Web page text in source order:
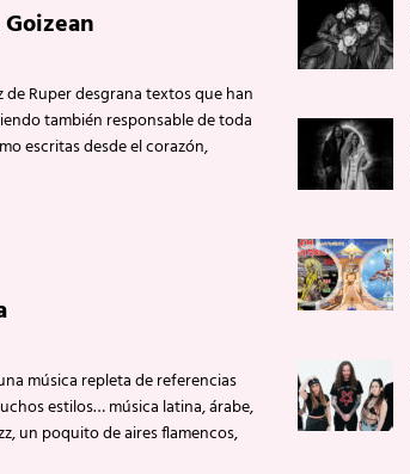
Ruper desgrana textos que han
también responsable de toda
escritas desde el corazón,
música repleta de referencias
estilos… música latina, árabe,
un poquito de aires flamencos,